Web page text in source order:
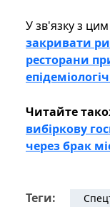
У зв'язку з
закривати
ресторани
Читайте
вибіркову
через брак
Теги: